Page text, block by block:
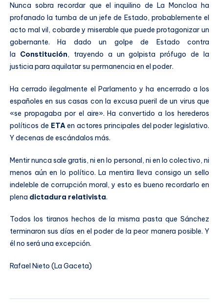
Nunca sobra recordar que el inquilino de La Moncloa ha
profanado la tumba de un jefe de Estado, probablemente el
acto mal vil, cobarde y miserable que puede protagonizar un
gobernante. Ha dado un golpe de Estado contra
la Constitución, trayendo a un golpista prófugo de la
justicia para aquilatar su permanencia en el poder.
Ha cerrado ilegalmente el Parlamento y ha encerrado a los
españoles en sus casas con la excusa pueril de un virus que
«se propagaba por el aire». Ha convertido a los herederos
políticos de ETAen actores principales del poder legislativo.
Y decenas de escándalos más.
Mentir nunca sale gratis, ni en lo personal, ni en lo colectivo, ni
menos aún en lo político. La mentira lleva consigo un sello
indeleble de corrupción moral, y esto es bueno recordarlo en
plena dictadura relativista.
Todos los tiranos hechos de la misma pasta que Sánchez
terminaron sus días en el poder de la peor manera posible. Y
él no será una excepción.
Rafael Nieto (La Gaceta)